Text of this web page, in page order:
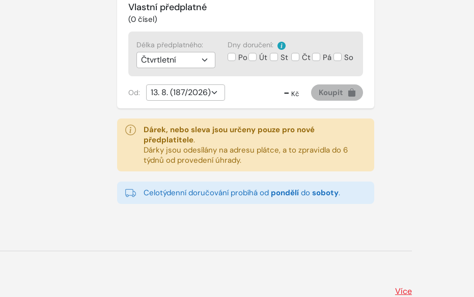
Vlastní předplatné
(0čísel)
Délka předplatného: Dny doručení:
Po Út St Čt Pá So
Od: - Kč Koupit
Dárek, nebo sleva jsou určeny pouze pro nové
předplatitele.
Dárky jsou odesílány na adresu plátce, a to zpravidla do 6
týdnů od provedení úhrady.
Celotýdenní doručování probíhá od pondělído soboty.
Více